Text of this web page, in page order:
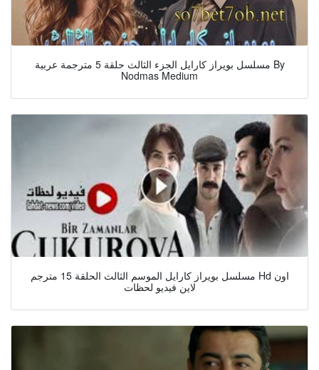
مسلسل بويراز كارايل الجزء الثالث حلقة 5 مترجمة عربية By
Nodmas Medium
مسلسل بويراز كارايل الموسم الثالث الحلقة 15 مترجم Hd اون
لاين فيديو لحظات